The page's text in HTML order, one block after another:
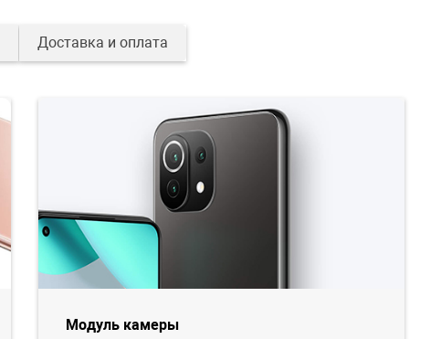
Доставка и оплата
Модуль камеры